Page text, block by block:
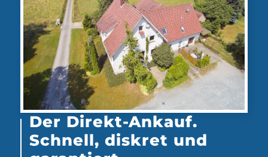
Der Direkt-Ankauf.
Schnell, diskret und